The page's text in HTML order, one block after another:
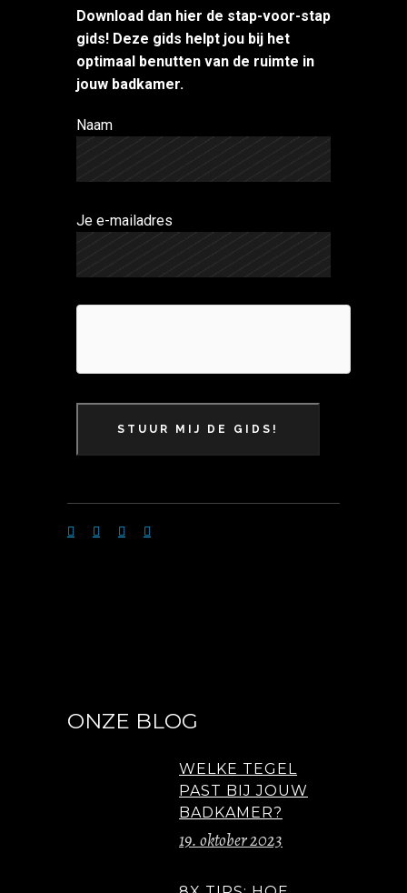
Download dan hier de stap-voor-stap
gids! Deze gids helpt jou bij het
optimaal benutten van de ruimte in
jouw badkamer.
Naam
Je e-mailadres
STUUR MIJ DE GIDS!
ONZE BLOG
WELKE TEGEL
PAST BIJ JOUW
BADKAMER?
19. oktober 2023